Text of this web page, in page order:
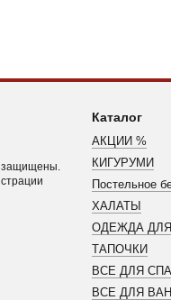
защищены.
Каталог
АКЦИИ %
КИГУРУМИ
Постельное
ХАЛАТЫ
ОДЕЖДА
ТАПОЧКИ
ВСЕ ДЛЯ
ВСЕ ДЛЯ